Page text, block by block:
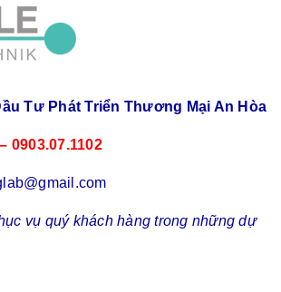
Tư Phát Triển Thương Mại An Hòa
0903.07.1102
vụ quý khách hàng trong những dự